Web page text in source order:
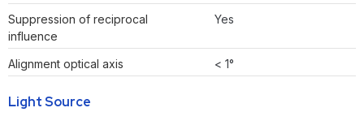
Suppression of reciprocal
influence
Yes
Alignment optical axis < 1°
Light Source